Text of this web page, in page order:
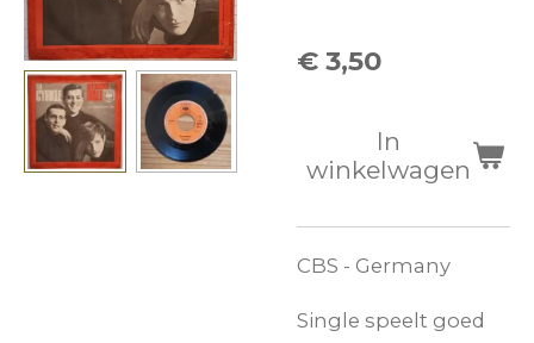
€ 3,50
In
winkelwagen
CBS - Germany
Single speelt goed